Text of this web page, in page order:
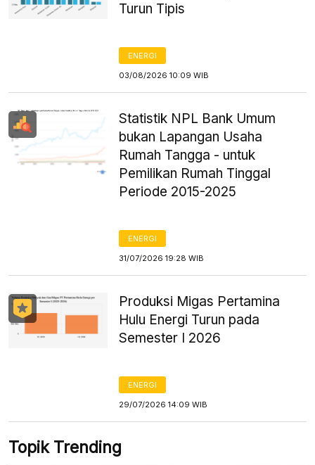
Turun Tipis
ENERGI
03/08/2026 10:09 WIB
Statistik NPL Bank Umum
bukan Lapangan Usaha
Rumah Tangga - untuk
Pemilikan Rumah Tinggal
Periode 2015-2025
ENERGI
31/07/2026 19:28 WIB
Produksi Migas Pertamina
Hulu Energi Turun pada
Semester I 2026
ENERGI
29/07/2026 14:09 WIB
Topik Trending